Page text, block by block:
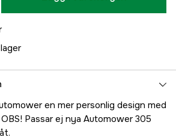
en mer personlig design med
Passar ej nya Automower 305